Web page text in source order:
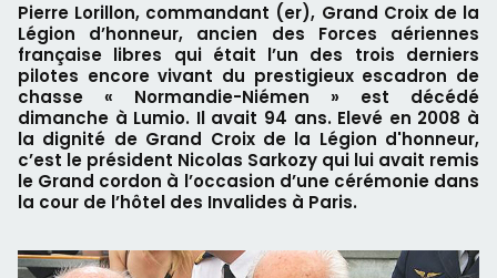
Pierre Lorillon, commandant (er), Grand Croix de la
Légion d’honneur, ancien des Forces aériennes
française libres qui était l’un des trois derniers
pilotes encore vivant du prestigieux escadron de
chasse « Normandie-Niémen » est décédé
dimanche à Lumio. Il avait 94 ans. Elevé en 2008 à
la dignité de Grand Croix de la Légion d'honneur,
c’est le président Nicolas Sarkozy qui lui avait remis
le Grand cordon à l’occasion d’une cérémonie dans
la cour de l’hôtel des Invalides à Paris.